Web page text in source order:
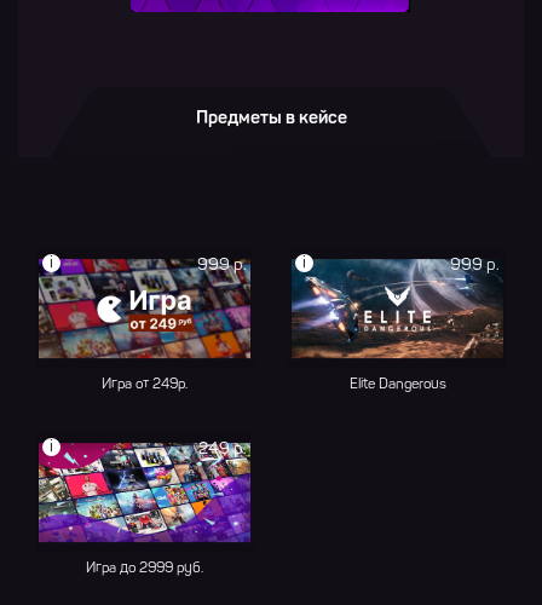
Предметы в кейсе
999 р.
i
Игра от 249р.
999 р.
i
Elite Dangerous
249 р.
i
Игра до 2999 руб.